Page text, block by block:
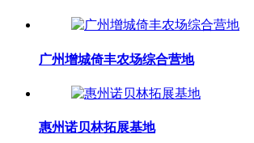
广州增城倚丰农场综合营地
惠州诺贝林拓展基地